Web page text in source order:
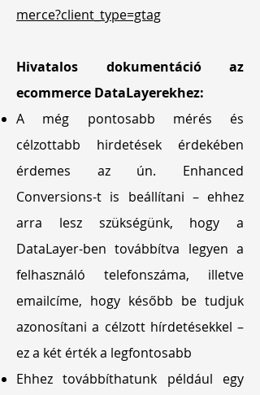
merce?client_type=gtag
Hivatalos dokumentáció az
ecommerce DataLayerekhez:
A még pontosabb mérés és
célzottabb hirdetések érdekében
érdemes az ún. Enhanced
Conversions-t is beállítani – ehhez
arra lesz szükségünk, hogy a
DataLayer-ben továbbítva legyen a
felhasználó telefonszáma, illetve
emailcíme, hogy később be tudjuk
azonosítani a célzott hírdetésekkel –
ez a két érték a legfontosabb
Ehhez továbbíthatunk például egy